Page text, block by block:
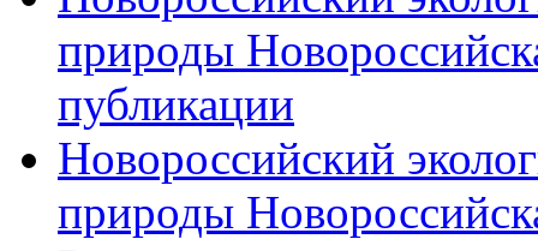
природы
публикации
Новороссийский
природы